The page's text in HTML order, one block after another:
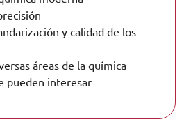
y calidad de los
áreas de la química
pueden interesar